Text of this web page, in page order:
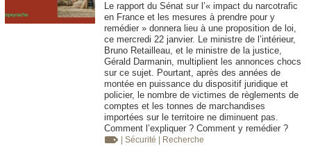
Le rapport du Sénat sur l’« impact du narcotrafic
en France et les mesures à prendre pour y
remédier » donnera lieu à une proposition de loi,
ce mercredi 22 janvier. Le ministre de l’intérieur,
Bruno Retailleau, et le ministre de la justice,
Gérald Darmanin, multiplient les annonces chocs
sur ce sujet. Pourtant, après des années de
montée en puissance du dispositif juridique et
policier, le nombre de victimes de règlements de
comptes et les tonnes de marchandises
importées sur le territoire ne diminuent pas.
Comment l’expliquer ? Comment y remédier ?
| Sécurité | Recherche